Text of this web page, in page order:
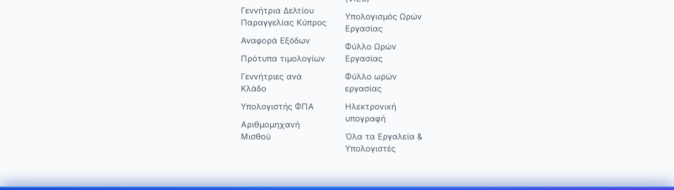
Γεννήτρια Δελτίου
Παραγγελίας Κύπρος
Αναφορά Εξόδων
Πρότυπα τιμολογίων
Γεννήτριες ανά
Κλάδο
Υπολογιστής ΦΠΑ
Αριθμομηχανή
Μισθού
Υπολογισμός Ωρών
Εργασίας
Φύλλο Ωρών
Εργασίας
Φύλλο ωρών
εργασίας
Ηλεκτρονική
υπογραφή
Όλα τα Εργαλεία &
Υπολογιστές